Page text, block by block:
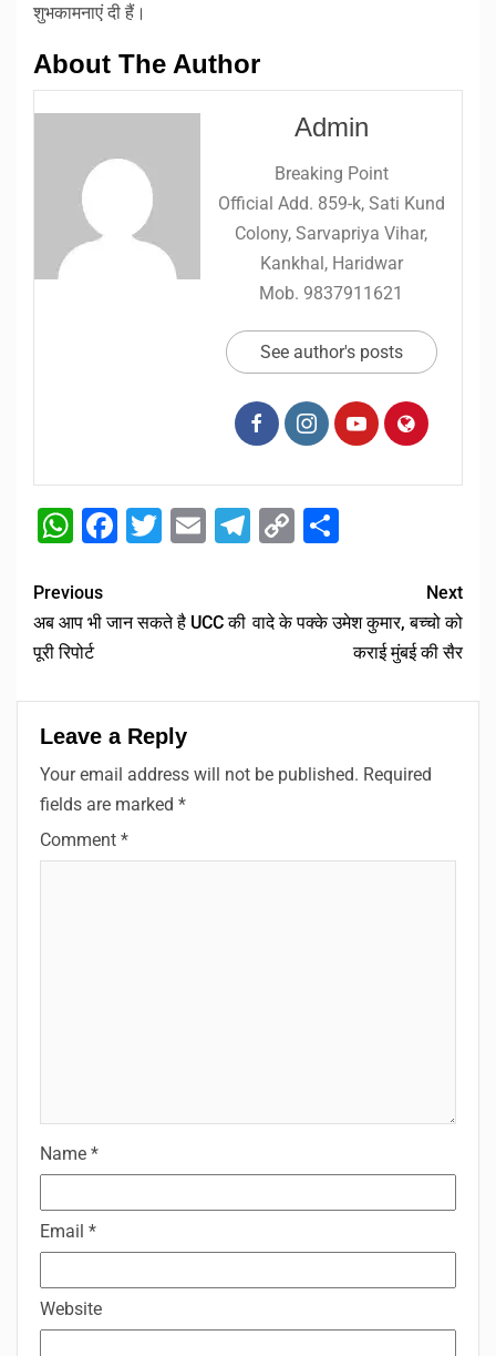
शुभकामनाएं दी हैं।
About The Author
Admin
Breaking Point
Official Add. 859-k, Sati Kund
Colony, Sarvapriya Vihar,
Kankhal, Haridwar
Mob. 9837911621
See author's posts
WhatsApp
Facebook
Twitter
EmailTelegram
Copy
Previous
अब आप भी जान सकते है UCC की
पूरी रिपोर्ट
Next
वादे के पक्के उमेश कुमार, बच्चो को
कराई मुंबई की सैर
Leave a Reply
Your email address will not be published. Required
fields are marked *
Comment *
Name *
Email *
Website